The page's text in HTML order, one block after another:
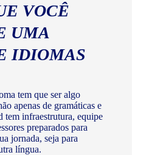
VOCÊ
UMA
IDIOMAS
tem que ser algo
apenas de gramáticas e
tem infraestrutura, equipe
preparados para
jornada, seja para
língua.